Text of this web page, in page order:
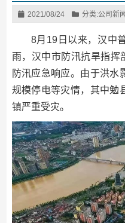
2021/08/24 分类:公司新闻
8月19日以来，汉中
雨，汉中市防汛抗旱指挥
防汛应急响应。由于洪水
规模停电等灾情，其中勉
镇严重受灾。